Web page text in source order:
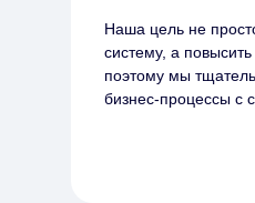
Наша цель не
систему, а
поэтому мы
бизнес-процессы с